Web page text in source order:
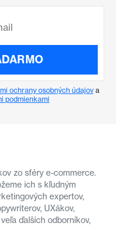
ochrany osobných údajova
podmienkami
zo sféry e-commerce.
ich s kľudným
expertov,
UXákov,
ďalších odborníkov,